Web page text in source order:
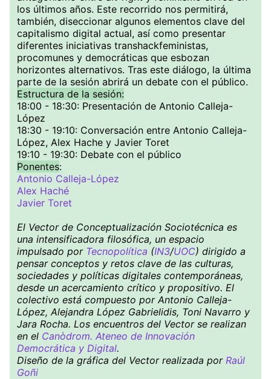
los últimos años. Este recorrido nos permitirá,
también, diseccionar algunos elementos clave del
capitalismo digital actual, así como presentar
diferentes iniciativas transhackfeministas,
procomunes y democráticas que esbozan
horizontes alternativos. Tras este diálogo, la última
parte de la sesión abrirá un debate con el público.
Estructura de la sesión:
18:00 - 18:30: Presentación de Antonio Calleja-
López
18:30 - 19:10: Conversación entre Antonio Calleja-
López, Alex Hache y Javier Toret
19:10 - 19:30: Debate con el público
Ponentes:
Antonio Calleja-López
Alex Haché
Javier Toret
El Vector de Conceptualización Sociotécnica es
una intensificadora filosófica, un espacio
impulsado por Tecnopolítica (IN3/UOC) dirigido a
pensar conceptos y retos clave de las culturas,
sociedades y políticas digitales contemporáneas,
desde un acercamiento crítico y propositivo. El
colectivo está compuesto por Antonio Calleja-
López, Alejandra López Gabrielidis, Toni Navarro y
Jara Rocha. Los encuentros del Vector se realizan
en el Canòdrom. Ateneo de Innovación
Democrática y Digital.
Diseño de la gráfica del Vector realizada por Raúl
Goñi